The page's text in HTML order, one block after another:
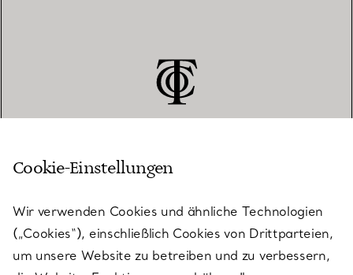
KUNDENSERVICE
SERVICES
Cookie-Einstellungen
Wir verwenden Cookies und ähnliche Technologien
(„Cookies“), einschließlich Cookies von Drittparteien,
um unsere Website zu betreiben und zu verbessern,